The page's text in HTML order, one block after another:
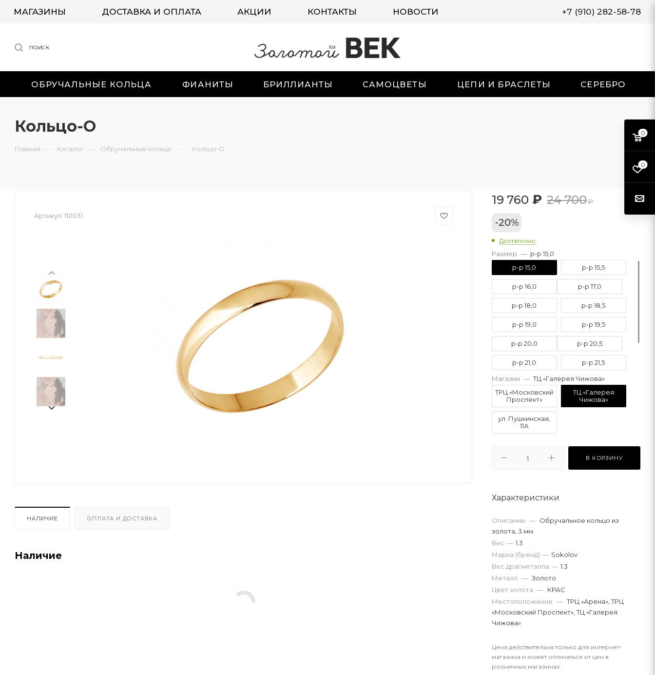
МАГАЗИНЫ ДОСТАВКА И ОПЛАТА АКЦИИ КОНТАКТЫ НОВОСТИ +7 (910) 282-58-78
ПОИСК
ОБРУЧАЛЬНЫЕ КОЛЬЦА ФИАНИТЫ БРИЛЛИАНТЫ САМОЦВЕТЫ ЦЕПИ И БРАСЛЕТЫ СЕРЕБРО
Кольцо-О
Главная — Каталог — Обручальные кольца — Кольцо-О
Артикул: 110031
НАЛИЧИЕ ОПЛАТА И ДОСТАВКА
Наличие
19 760 ₽ 24 700₽
-20%
Достаточно
Размер — р-р 15,0
р-р 15,0
р-р 15,5
р-р 16,0 р-р 17,0
р-р 18,0 р-р 18,5
р-р 19,0 р-р 19,5
р-р 20,0 р-р 20,5
р-р 21,0 р-р 21,5
р-р 22,0 р-р 22,5
р-р 23,0 р-р 23,5
Магазин — ТЦ «Галерея Чижова»
ТРЦ «Московский
Проспект»
ТЦ «Галерея
Чижова»
ул. Пушкинская,
11А
В КОРЗИНУ
Характеристики
Описание — Обручальное кольцо из
золота, 3 мм
Вес драгметалла — 1.3
Марка (бренд) — Sokolov
Вес — 1.3
Металл — Золото
Цвет золота — КРАС
Местоположение — ТРЦ «Арена», ТРЦ
«Московский Проспект», ТЦ «Галерея
Чижова»
Цена действительна только для интернет-
магазина и может отличаться от цен в
розничных магазинах
0
0